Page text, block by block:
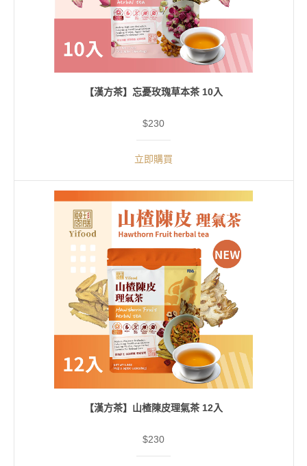
【漢方茶】忘憂玫瑰草本茶 10入
$230
立即購買
【漢方茶】山楂陳皮理氣茶 12入
$230